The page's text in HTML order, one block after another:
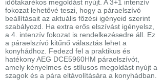
időtakarékos megoldást nyújt. A 3+1 intenzív
fokozat lehetővé teszi, hogy a páraelszívó
beállításait az aktuális főzési igényeid szerint
szabályozd. Ha extra erős elszívást igényelsz,
a 4. intenzív fokozat is rendelkezésedre áll. Ez
a páraelszívó kitűnő választás lehet a
konyhádhoz. Fedezd fel a praktikus és
hatékony AEG DCE5960HM páraelszívót,
amely kényelmes és stílusos megoldást nyújt a
szagok és a pára eltávolítására a konyhádban.